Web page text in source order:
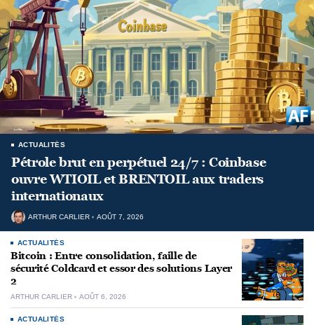
ACTUALITÉS
Pétrole brut en perpétuel 24/7 : Coinbase
ouvre WTIOIL et BRENTOIL aux traders
internationaux
ARTHUR CARLIER AOÛT 7, 2026
ACTUALITÉS
Bitcoin : Entre consolidation, faille de
sécurité Coldcard et essor des solutions Layer
2
ARTHUR CARLIER AOÛT 6, 2026
ACTUALITÉS